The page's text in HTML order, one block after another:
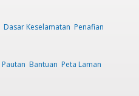
Dasar Keselamatan Penafian
Pautan Bantuan Peta Laman